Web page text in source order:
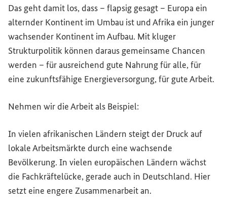
Das geht damit los, dass – flapsig gesagt – Europa ein
alternder Kontinent im Umbau ist und Afrika ein junger
wachsender Kontinent im Aufbau. Mit kluger
Strukturpolitik können daraus gemeinsame Chancen
werden – für ausreichend gute Nahrung für alle, für
eine zukunftsfähige Energieversorgung, für gute Arbeit.
Nehmen wir die Arbeit als Beispiel:
In vielen afrikanischen Ländern steigt der Druck auf
lokale Arbeitsmärkte durch eine wachsende
Bevölkerung. In vielen europäischen Ländern wächst
die Fachkräftelücke, gerade auch in Deutschland. Hier
setzt eine engere Zusammenarbeit an.